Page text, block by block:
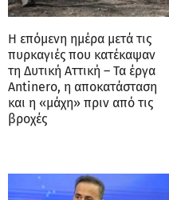
Η επόμενη ημέρα μετά τις
πυρκαγιές που κατέκαψαν
τη Δυτική Αττική – Τα έργα
Antinero, η αποκατάσταση
και η «μάχη» πριν από τις
βροχές